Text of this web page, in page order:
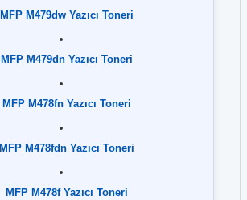
MFP M479dw Yazıcı Toneri
MFP M479dn Yazıcı Toneri
MFP M478fn Yazıcı Toneri
MFP M478fdn Yazıcı Toneri
MFP M478f Yazıcı Toneri